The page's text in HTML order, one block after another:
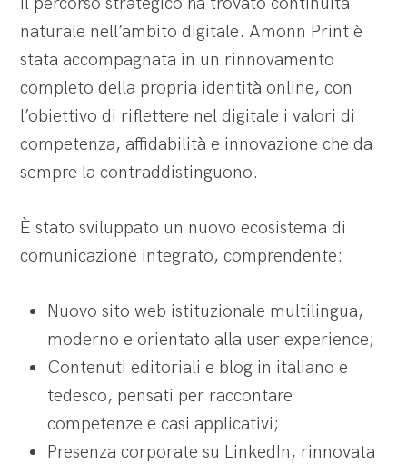
naturale nell’ambito digitale. Amonn Print è
stata accompagnata in un rinnovamento
completo della propria identità online, con
l’obiettivo di riflettere nel digitale i valori di
competenza, affidabilità e innovazione che da
sempre la contraddistinguono.
È stato sviluppato un nuovo ecosistema di
comunicazione integrato, comprendente:
Nuovo sito web istituzionale multilingua,
moderno e orientato alla user experience;
Contenuti editoriali e blog in italiano e
tedesco, pensati per raccontare
competenze e casi applicativi;
Presenza corporate su LinkedIn, rinnovata